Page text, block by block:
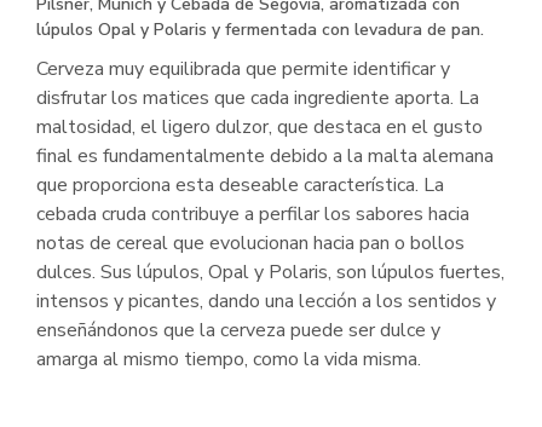
lúpulos Opal y Polaris y fermentada con levadura de pan.
Cerveza muy equilibrada que permite identificar y
disfrutar los matices que cada ingrediente aporta. La
maltosidad, el ligero dulzor, que destaca en el gusto
final es fundamentalmente debido a la malta alemana
que proporciona esta deseable característica. La
cebada cruda contribuye a perfilar los sabores hacia
notas de cereal que evolucionan hacia pan o bollos
dulces. Sus lúpulos, Opal y Polaris, son lúpulos fuertes,
intensos y picantes, dando una lección a los sentidos y
enseñándonos que la cerveza puede ser dulce y
amarga al mismo tiempo, como la vida misma.